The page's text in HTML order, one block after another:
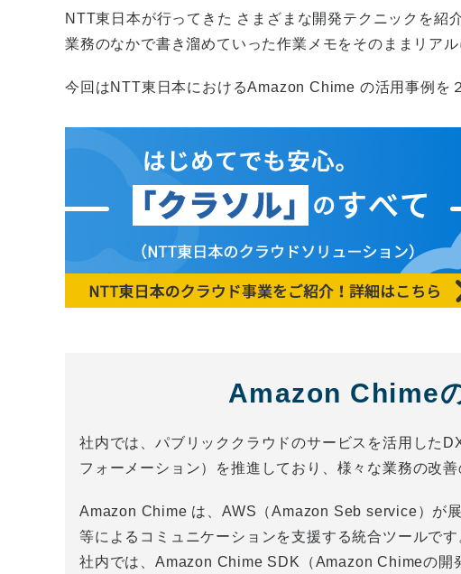
NTT東日本が行ってきた さまざまな開発テクニックを紹
業務のなかで書き溜めていった作業メモをそのままリア
今回はNTT東日本におけるAmazon Chime の活用事例を
Amazon Chime
社内では、パブリッククラウドのサービスを活用した
フォーメーション）を推進しており、様々な業務の改
Amazon Chime は、AWS（Amazon Seb service）が
等によるコミュニケーションを支援する統合ツールです
社内では、Amazon Chime SDK（Amazon Chimeの開